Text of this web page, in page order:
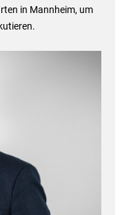
in Mannheim, um